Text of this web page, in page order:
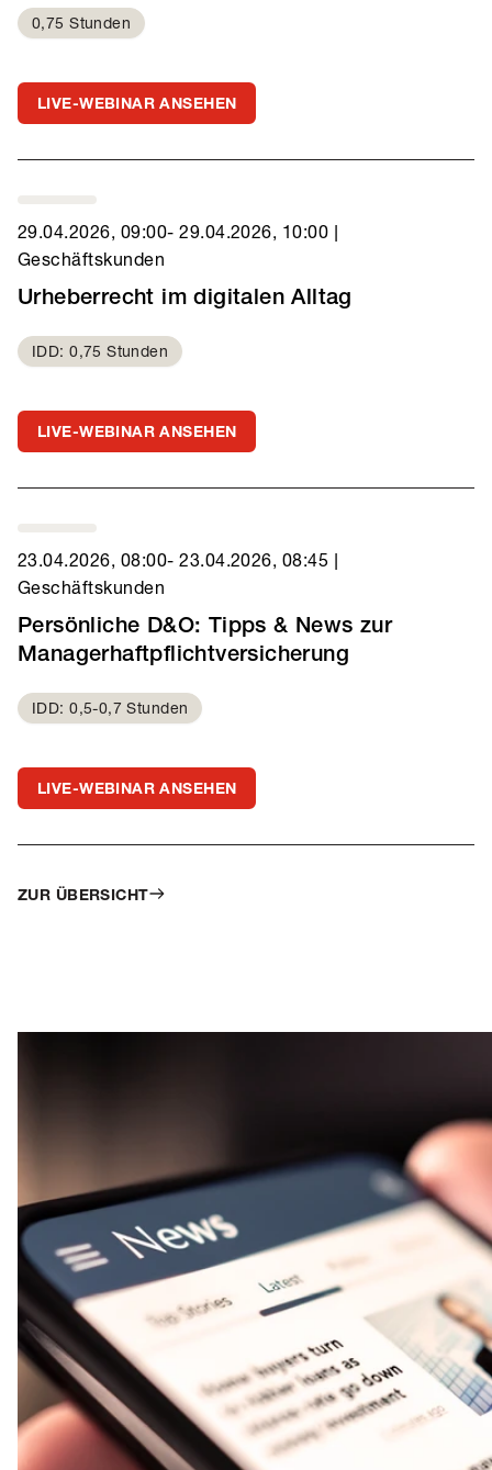
0,75 Stunden
LIVE-WEBINAR ANSEHEN
29.04.2026, 09:00- 29.04.2026, 10:00 |
Geschäftskunden
Urheberrecht im digitalen Alltag
IDD: 0,75 Stunden
LIVE-WEBINAR ANSEHEN
23.04.2026, 08:00- 23.04.2026, 08:45 |
Geschäftskunden
Persönliche D&O: Tipps & News zur
Managerhaftpflichtversicherung
IDD: 0,5-0,7 Stunden
LIVE-WEBINAR ANSEHEN
ZUR ÜBERSICHT